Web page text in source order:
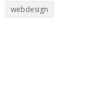
webdesign